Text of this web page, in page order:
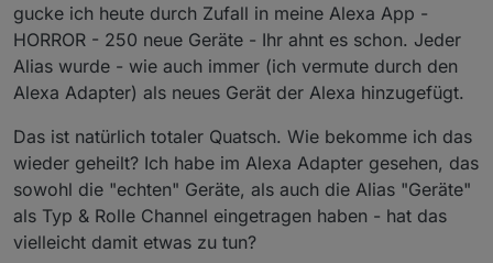
gucke ich heute durch Zufall in meine Alexa App -
HORROR - 250 neue Geräte - Ihr ahnt es schon. Jeder
Alias wurde - wie auch immer (ich vermute durch den
Alexa Adapter) als neues Gerät der Alexa hinzugefügt.
Das ist natürlich totaler Quatsch. Wie bekomme ich das
wieder geheilt? Ich habe im Alexa Adapter gesehen, das
sowohl die "echten" Geräte, als auch die Alias "Geräte"
als Typ & Rolle Channel eingetragen haben - hat das
vielleicht damit etwas zu tun?